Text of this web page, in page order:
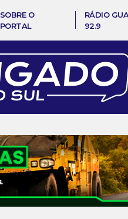
SOBRE O
PORTAL
RÁDIO
92.9